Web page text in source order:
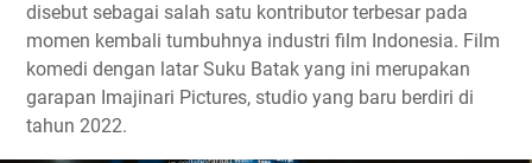
disebut sebagai salah satu kontributor terbesar pada
momen kembali tumbuhnya industri film Indonesia. Film
komedi dengan latar Suku Batak yang ini merupakan
garapan Imajinari Pictures, studio yang baru berdiri di
tahun 2022.